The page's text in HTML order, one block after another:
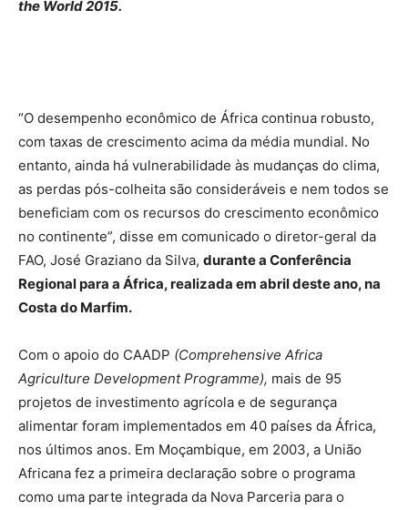
the World 2015.
“O desempenho econômico de África continua robusto,
com taxas de crescimento acima da média mundial. No
entanto, ainda há vulnerabilidade às mudanças do clima,
as perdas pós-colheita são consideráveis e nem todos se
beneficiam com os recursos do crescimento econômico
no continente”, disse em comunicado o diretor-geral da
FAO, José Graziano da Silva, durante a Conferência
Regional para a África, realizada em abril deste ano, na
Costa do Marfim.
Com o apoio do CAADP (Comprehensive Africa
Agriculture Development Programme), mais de 95
projetos de investimento agrícola e de segurança
alimentar foram implementados em 40 países da África,
nos últimos anos. Em Moçambique, em 2003, a União
Africana fez a primeira declaração sobre o programa
como uma parte integrada da Nova Parceria para o